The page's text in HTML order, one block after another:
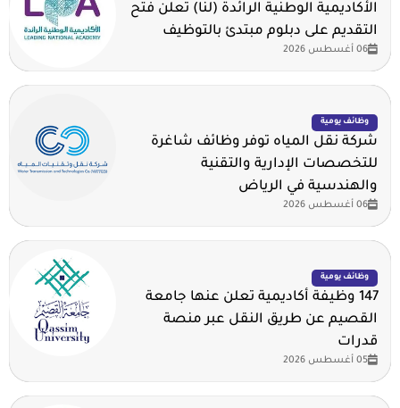
الأكاديمية الوطنية الرائدة (لنا) تعلن فتح
التقديم على دبلوم مبتدئ بالتوظيف
06 أغسطس 2026
وظائف يومية
شركة نقل المياه توفر وظائف شاغرة
للتخصصات الإدارية والتقنية
والهندسية في الرياض
06 أغسطس 2026
وظائف يومية
147 وظيفة أكاديمية تعلن عنها جامعة
القصيم عن طريق النقل عبر منصة
قدرات
05 أغسطس 2026